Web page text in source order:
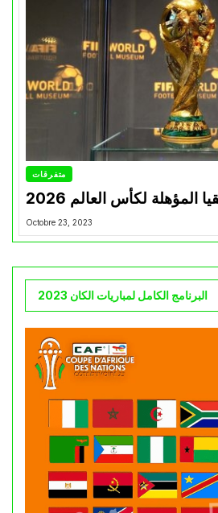
متفرقات
لكأس العالم 2026
Octobre 23, 2023
البرنامج الكامل لمباريات الكان 2023